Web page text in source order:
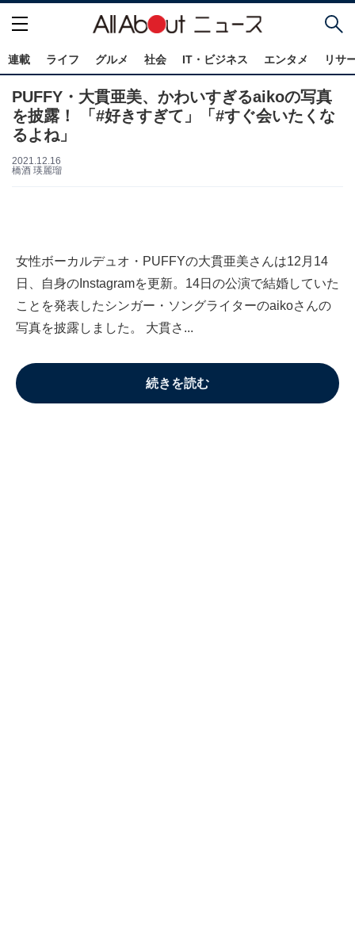
連載 ライフ グルメ 社会 IT・ビジネス エンタメ リサ
PUFFY・大貫亜美、かわいすぎるaikoの写真
を披露！ 「#好きすぎて」「#すぐ会いたくな
るよね」
2021.12.16
橋酒 瑛麗瑠
女性ボーカルデュオ・PUFFYの大貫亜美さんは12月14
日、自身のInstagramを更新。14日の公演で結婚していた
ことを発表したシンガー・ソングライターのaikoさんの
写真を披露しました。 大貫さ...
続きを読む